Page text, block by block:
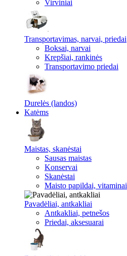
Virviniai
Transportavimas, narvai, priedai
Boksai, narvai
Krepšiai, rankinės
Transportavimo priedai
Durelės (landos)
Katėms
Maistas, skanėstai
Sausas maistas
Konservai
Skanėstai
Maisto papildai, vitaminai
Pavadėliai, antkakliai
Antkakliai, petnešos
Priedai, aksesuarai